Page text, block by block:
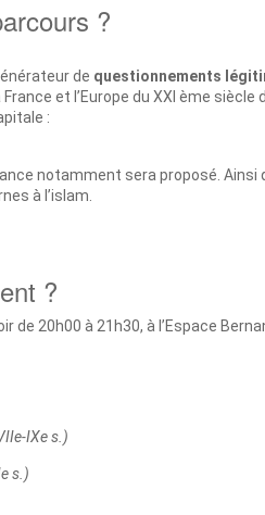
?
de questionnements
France et l’Europe du XXI ème siècle
:
notamment sera proposé.
à l’islam.
?
de 20h00 à 21h30, à l’Espace
IXe s.)
s.)